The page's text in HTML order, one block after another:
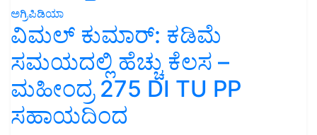
ಅಗ್ರಿಪಿಡಿಯಾ
ವಿಮಲ್ ಕುಮಾರ್: ಕಡಿಮೆ
ಸಮಯದಲ್ಲಿ ಹೆಚ್ಚು ಕೆಲಸ –
ಮಹೀಂದ್ರ 275 DI TU PP
ಸಹಾಯದಿಂದ